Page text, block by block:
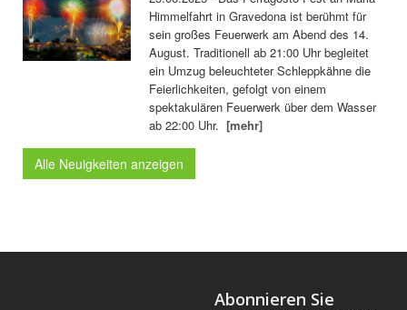
Himmelfahrt in Gravedona ist berühmt für
sein großes Feuerwerk am Abend des 14.
August. Traditionell ab 21:00 Uhr begleitet
ein Umzug beleuchteter Schleppkähne die
Feierlichkeiten, gefolgt von einem
spektakulären Feuerwerk über dem Wasser
ab 22:00 Uhr.[mehr]
Alle Neuigkeiten anzeigen
Abonnieren Sie